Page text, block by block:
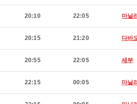
20:10 22:05 마닐
20:15 21:20 다바
20:55 22:05 세부
22:15 00:05 마닐